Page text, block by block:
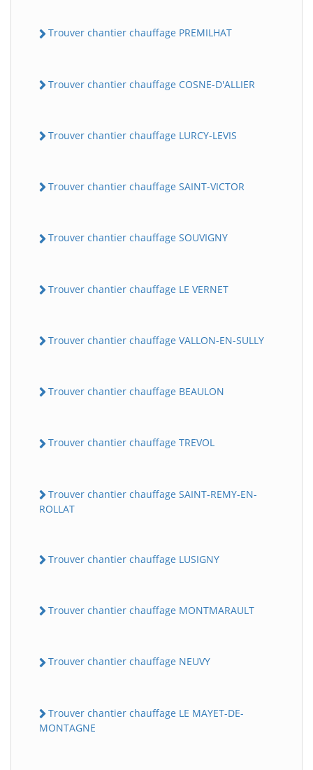
Trouver chantier chauffage PREMILHAT
Trouver chantier chauffage COSNE-D'ALLIER
Trouver chantier chauffage LURCY-LEVIS
Trouver chantier chauffage SAINT-VICTOR
Trouver chantier chauffage SOUVIGNY
Trouver chantier chauffage LE VERNET
Trouver chantier chauffage VALLON-EN-SULLY
Trouver chantier chauffage BEAULON
Trouver chantier chauffage TREVOL
Trouver chantier chauffage SAINT-REMY-EN-
ROLLAT
Trouver chantier chauffage LUSIGNY
Trouver chantier chauffage MONTMARAULT
Trouver chantier chauffage NEUVY
Trouver chantier chauffage LE MAYET-DE-
MONTAGNE